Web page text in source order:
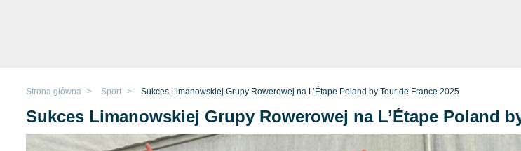
Strona główna Sport Sukces Limanowskiej Grupy Rowerowej na L’Étape Poland by Tour de France 2025
Sukces Limanowskiej Grupy Rowerowej na L’Étape Poland